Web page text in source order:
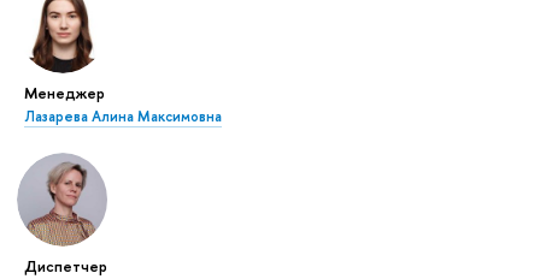
Менеджер
Лазарева Алина Максимовна
Диспетчер